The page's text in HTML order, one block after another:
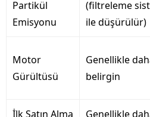
Partikül
Emisyonu
(filtreleme
ile düşürülür)
Motor
Gürültüsü
Genellikle
belirgin
İlk Satın Alma Genellikle